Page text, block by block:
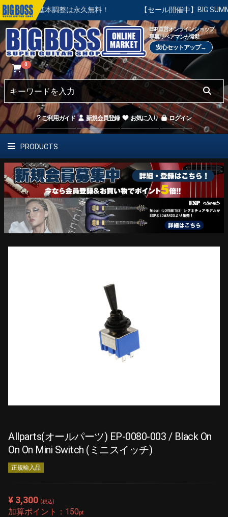
基本調整は永久無料！ 【セール開催中】BIG SUMMER
ESP直営オンラインショップ
専属リペアマンが常駐
安心セットアップ→
0
ご利用ガイド 新規会員登録 お気に入り ログイン
PRODUCTS
Allparts(オールパーツ) EP-0080-003 / Black On
On On Mini Switch (ミニスイッチ)
正規輸入品
¥ 3,300 (税込)
加算ポイント： 150pt